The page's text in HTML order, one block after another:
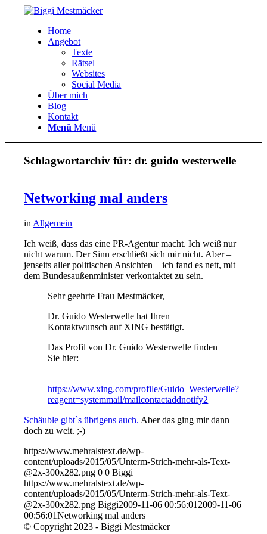
Home
Angebot
Texte
Rätsel
Websites
Social Media
Über mich
Blog
Kontakt
Menü Menü
Schlagwortarchiv für:dr. guido westerwelle
Networking mal anders
in Allgemein
Ich weiß, dass das eine PR-Agentur macht. Ich weiß nur
nicht warum. Der Sinn erschließt sich mir nicht. Aber –
jenseits aller politischen Ansichten – ich fand es nett, mit
dem Bundesaußenminister verkontaktet zu sein.
Sehr geehrte Frau Mestmäcker,
Dr. Guido Westerwelle hat Ihren
Kontaktwunsch auf XING bestätigt.
Das Profil von Dr. Guido Westerwelle finden
Sie hier:
https://www.xing.com/profile/Guido_Westerwelle?
reagent=systemmail/mailcontactaddnotify2
Schäuble gibt`s übrigens auch. Aber das ging mir dann
doch zu weit. ;-)
https://www.mehralstext.de/wp-
content/uploads/2015/05/Unterm-Strich-mehr-als-Text-
@2x-300x282.png 0 0 Biggi
https://www.mehralstext.de/wp-
content/uploads/2015/05/Unterm-Strich-mehr-als-Text-
@2x-300x282.png Biggi2009-11-06 00:56:01 2009-11-06
00:56:01Networking mal anders
© Copyright 2023 - Biggi Mestmäcker